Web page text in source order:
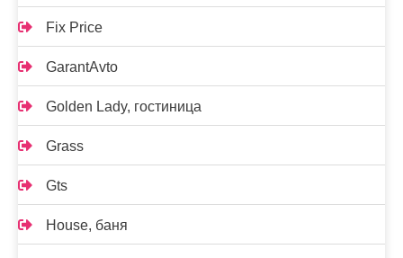
Fix Price
GarantAvto
Golden Lady, гостиница
Grass
Gts
House, баня